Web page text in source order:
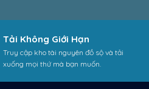
Tải Không Giới Hạn
Truy cập kho tài nguyên đồ sộ và tải
xuống mọi thứ mà bạn muốn.